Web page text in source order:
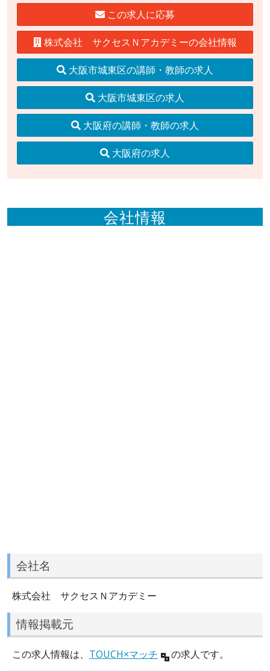
この求人に応募
株式会社 サクセスＮアカデミーの会社情報
大阪市城東区の講師・教師の求人
大阪市城東区の求人
大阪府の講師・教師の求人
大阪府の求人
会社情報
会社名
株式会社 サクセスＮアカデミー
情報掲載元
この求人情報は、 TOUCH×マッチ の求人です。